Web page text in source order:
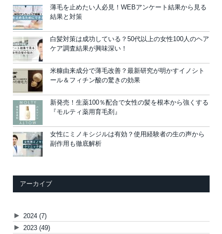
薄毛を止めたい人必見！WEBアンケート結果から見る
結果と対策
白髪対策は成功している？50代以上の女性100人のヘア
ケア調査結果が興味深い！
米糠由来成分で薄毛改善？最新研究が明かすイノシト
ール＆フィチン酸の驚きの効果
新発売！生薬100％配合で女性の髪を根本から強くする
『モルティ薬用育毛剤』
女性にミノキシジルは有効？使用経験者の生の声から
副作用も徹底解析
アーカイブ
► 2024 (7)
► 2023 (49)